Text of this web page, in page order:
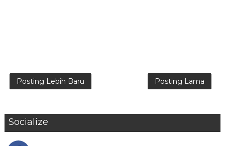
Posting Lebih Baru Posting Lama
Socialize